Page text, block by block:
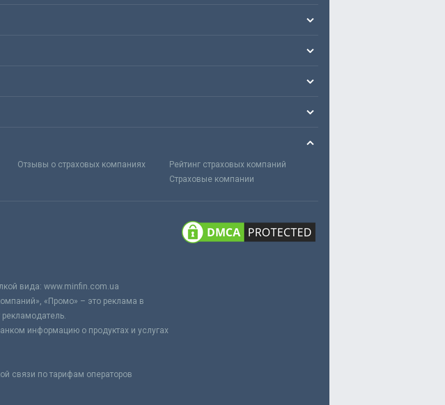
Отзывы о страховых компаниях
Рейтинг страховых компаний
Страховые компании
вида: www.minfin.com.ua
«Промо» – это реклама в
информацию о продуктах и услугах
связи по тарифам операторов